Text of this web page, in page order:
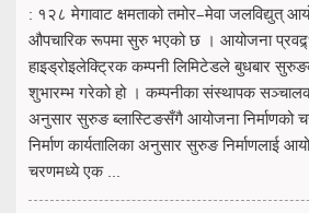
: १२८ मेगावाट क्षमताको तमोर–मेवा जलविद्युत्
औपचारिक रूपमा सुरु भएको छ । आयोजना
हाइड्रोइलेक्ट्रिक कम्पनी लिमिटेडले बुधबार
शुभारम्भ गरेको हो । कम्पनीका संस्थापक
अनुसार सुरुङ ब्लास्टिङसँगै आयोजना निर्माणको
निर्माण कार्यतालिका अनुसार सुरुङ निर्माणलाई
चरणमध्ये एक ...